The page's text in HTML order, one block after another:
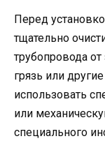
Перед
тщательно
трубопровода
грязь или
использовать
или
специального